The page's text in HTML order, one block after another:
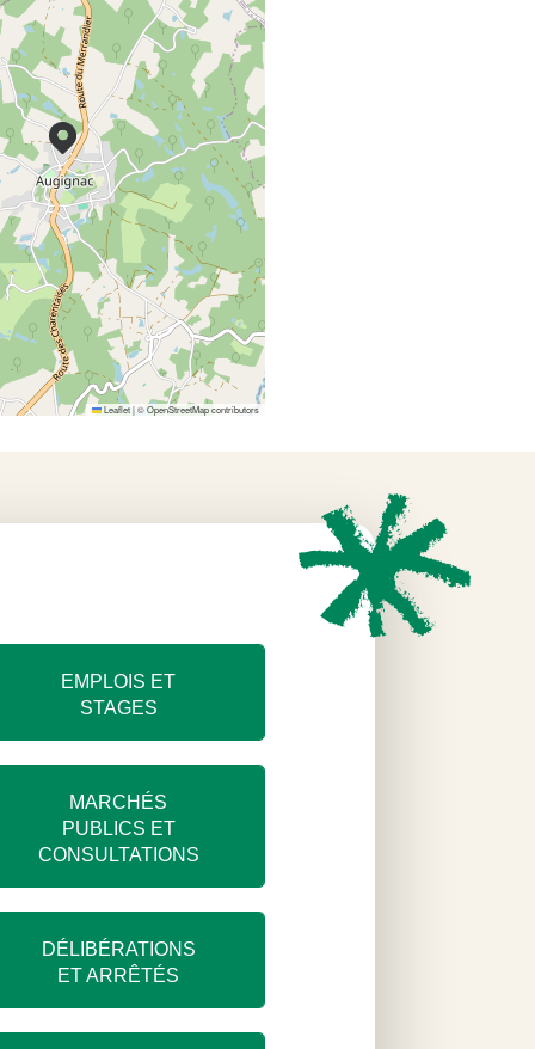
Leaflet |©OpenStreetMapcontributors
EMPLOIS ET
STAGES
MARCHÉS
PUBLICS ET
CONSULTATIONS
DÉLIBÉRATIONS
ET ARRÊTÉS